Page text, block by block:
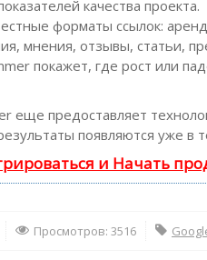
качества проекта.
форматы ссылок:
мнения, отзывы, статьи,
покажет, где рост или
еще предоставляет
появляются уже в
и Начать
Просмотров: 3516